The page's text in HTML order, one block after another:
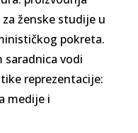
ženske studije u
pokreta.
saradnica vodi
reprezentacije:
medije i